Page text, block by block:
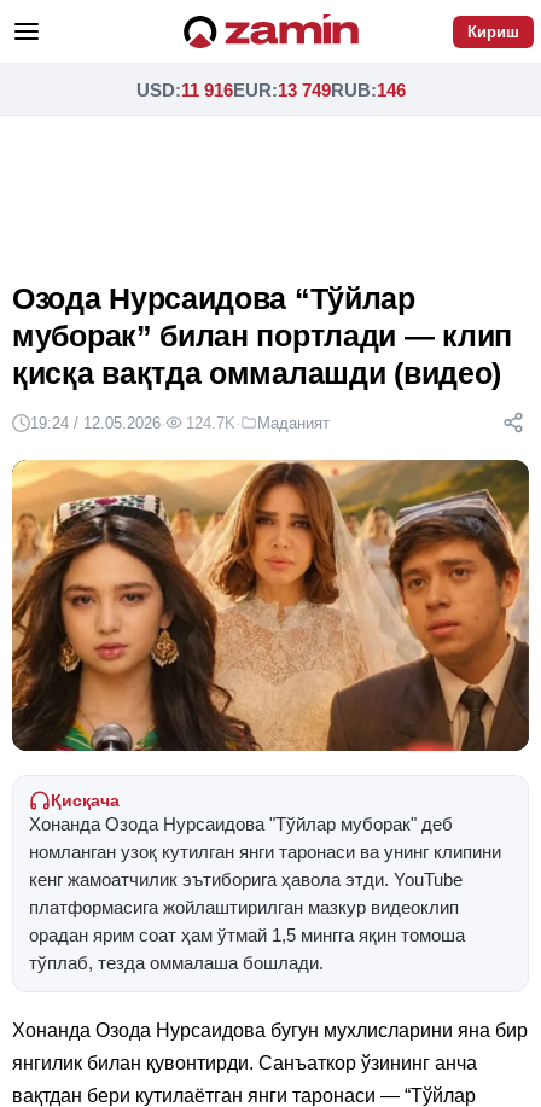
Кириш
USD:11 916EUR:13 749RUB:146
Озода Нурсаидова “Тўйлар
муборак” билан портлади — клип
қисқа вақтда оммалашди (видео)
19:24 / 12.05.2026· 124.7K· Маданият
Қисқача
Хонанда Озода Нурсаидова "Тўйлар муборак" деб
номланган узоқ кутилган янги таронаси ва унинг клипини
кенг жамоатчилик эътиборига ҳавола этди. YouTube
платформасига жойлаштирилган мазкур видеоклип
орадан ярим соат ҳам ўтмай 1,5 мингга яқин томоша
тўплаб, тезда оммалаша бошлади.
Хонанда Озода Нурсаидова бугун мухлисларини яна бир
янгилик билан қувонтирди. Санъаткор ўзининг анча
вақтдан бери кутилаётган янги таронаси — “Тўйлар